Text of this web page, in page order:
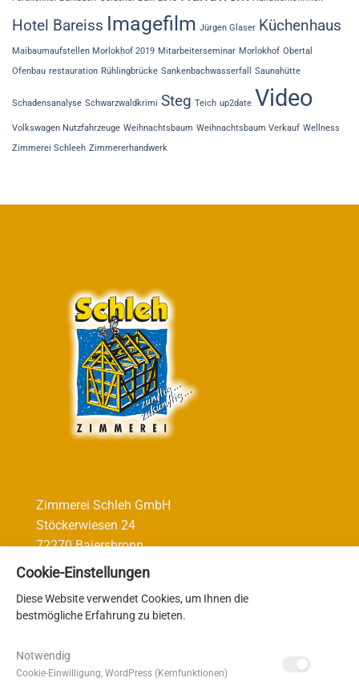
Hotel Bareiss Imagefilm Jürgen Glaser Küchenhaus
Maibaumaufstellen Morlokhof 2019 Mitarbeiterseminar Morlokhof Obertal
Ofenbau restauration Rühlingbrücke Sankenbachwasserfall Saunahütte
Schadensanalyse Schwarzwaldkrimi Steg Teich up2date Video
Volkswagen Nutzfahrzeuge Weihnachtsbaum Weihnachtsbaum Verkauf Wellness
Zimmerei Schleeh Zimmererhandwerk
Zimmerei Schleh GmbH
Stöckerwiesen 24
72270 Baiersbronn
Telefon07442 12 34 060
E-Mail:
Cookie-Einstellungen
Diese Website verwendet Cookies, um Ihnen die
bestmögliche Erfahrung zu bieten.
Notwendig
Cookie-Einwilligung, WordPress (Kernfunktionen)